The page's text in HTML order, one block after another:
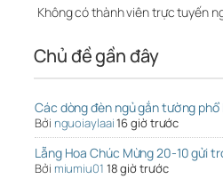
Không có thành viên trực tuyến
Chủ đề gần đây
Các dòng đèn ngủ gắn tường phổ
Bởi nguoiaylaai16 giờ trước
Lẵng Hoa Chúc Mừng 20-10 gửi
Bởi miumiu01 18 giờ trước